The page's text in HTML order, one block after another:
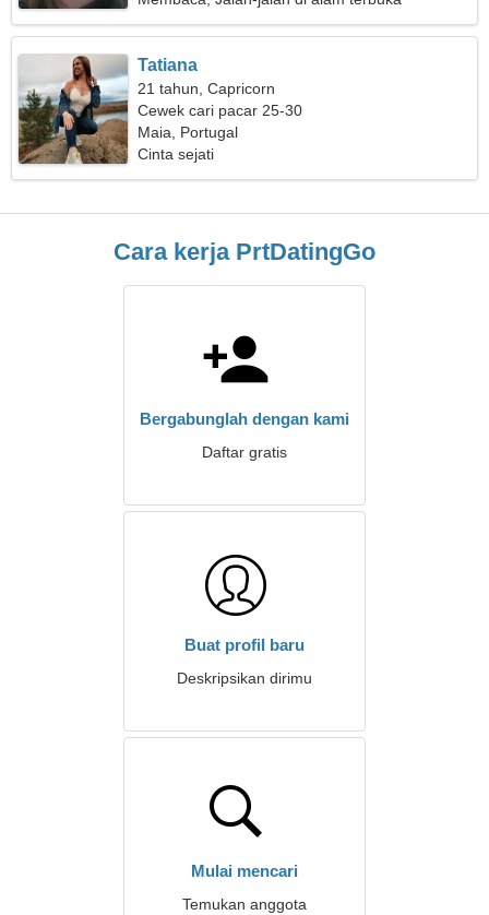
Tatiana
21 tahun, Capricorn
Cewek cari pacar 25-30
Maia, Portugal
Cinta sejati
Cara kerja PrtDatingGo
Bergabunglah dengan kami
Daftar gratis
Buat profil baru
Deskripsikan dirimu
Mulai mencari
Temukan anggota